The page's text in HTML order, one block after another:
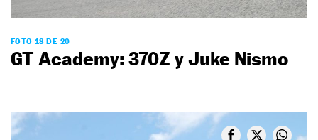
FOTO 18 DE 20
GT Academy: 370Z y Juke Nismo